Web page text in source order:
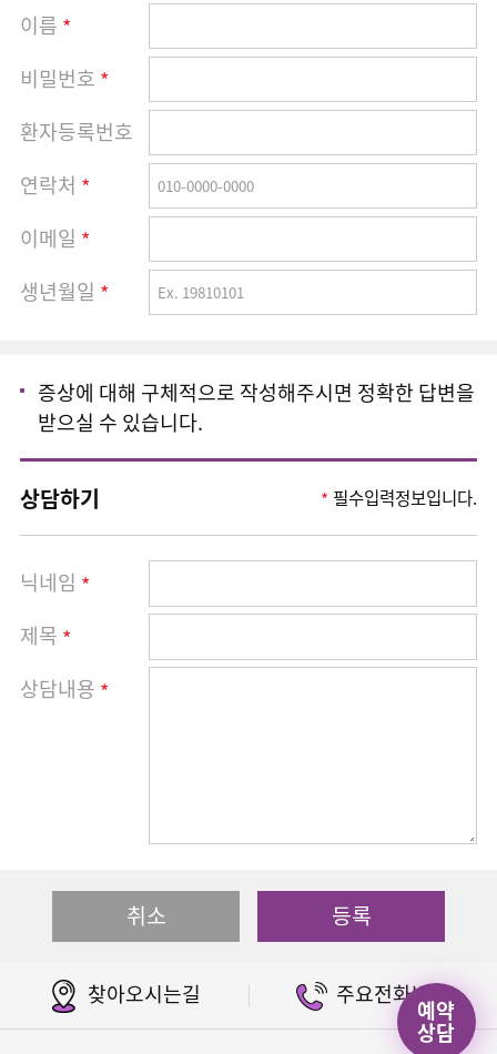
이름 *
비밀번호 *
환자등록번호
연락처 *
이메일 *
생년월일 *
증상에 대해 구체적으로 작성해주시면 정확한 답변을
받으실 수 있습니다.
상담하기 * 필수입력정보입니다.
닉네임 *
제목 *
상담내용 *
취소 등록
예약
상담
찾아오시는길 주요전화번호